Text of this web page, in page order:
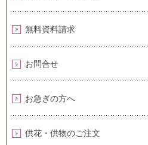
無料資料請求
お問合せ
お急ぎの方へ
供花・供物のご注文